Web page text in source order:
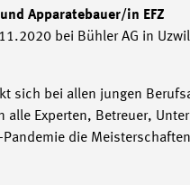
Apparatebauer/in EFZ
bei Bühler AG in Uzwil
sich bei allen jungen
alle Experten, Betreuer,
Pandemie die